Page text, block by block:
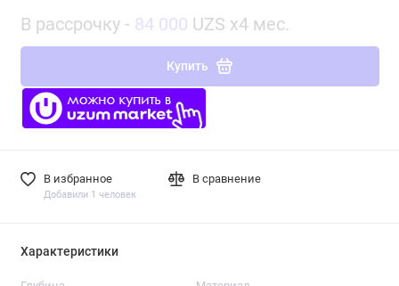
В рассрочку - 84 000 UZS x4 мес.
Купить
В избранное
Добавили 1 человек
В сравнение
Характеристики